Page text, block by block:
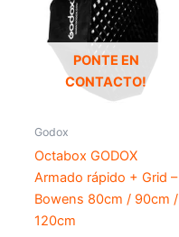
PONTE EN
CONTACTO!
Godox
Octabox GODOX
Armado rápido + Grid –
Bowens 80cm / 90cm /
120cm